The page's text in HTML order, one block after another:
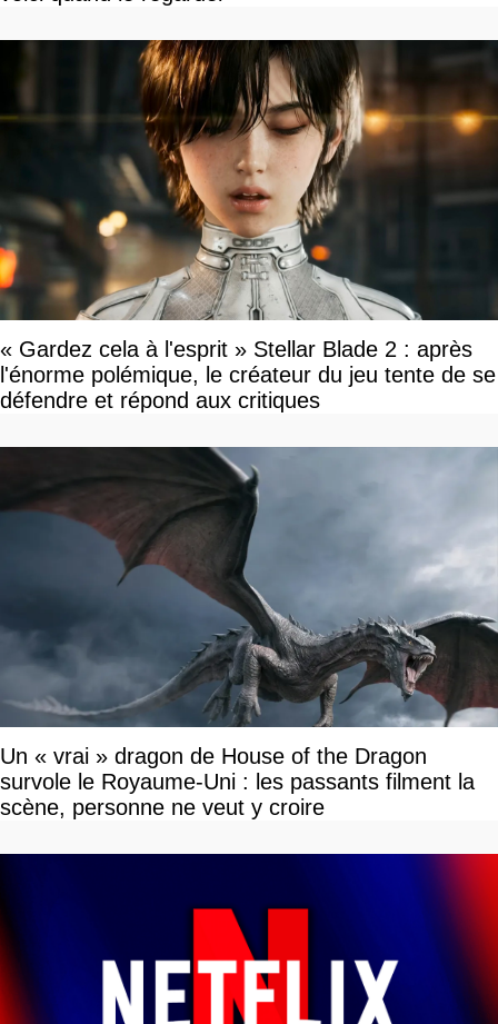
« Gardez cela à l'esprit » Stellar Blade 2 : après
l'énorme polémique, le créateur du jeu tente de se
défendre et répond aux critiques
Un « vrai » dragon de House of the Dragon
survole le Royaume-Uni : les passants filment la
scène, personne ne veut y croire